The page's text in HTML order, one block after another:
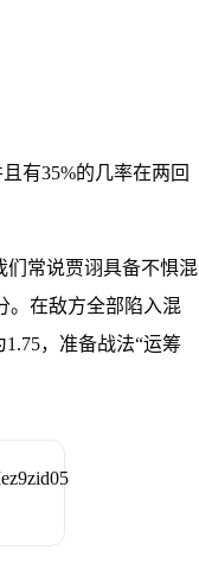
有35%的几率在两回
们常说贾诩具备不惧混
。在敌方全部陷入混
，准备战法“运筹